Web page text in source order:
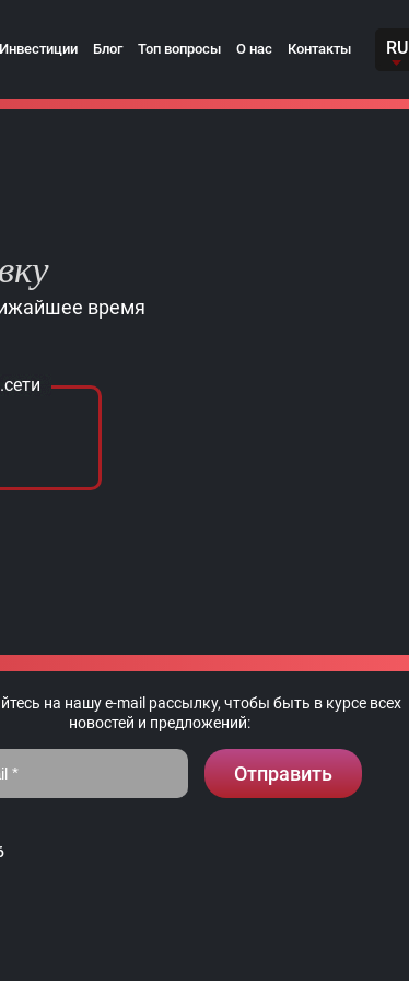
Инвестиции Блог Топ вопросы О нас Контакты RU
время
на нашу e-mail рассылку, чтобы быть в курсе всех
новостей и предложений:
Отправить